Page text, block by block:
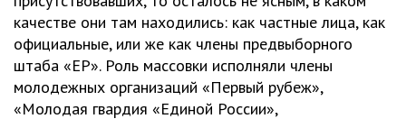
качестве они там находились: как частные лица, как
официальные, или же как члены предвыборного
штаба «ЕР». Роль массовки исполняли члены
молодежных организаций «Первый рубеж»,
«Молодая гвардия «Единой России»,